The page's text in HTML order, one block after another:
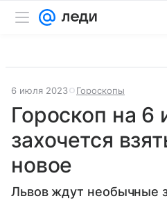
6 июля 2023 Гороскопы
Гороскоп на 6
захочется
новое
Львов ждут необычные